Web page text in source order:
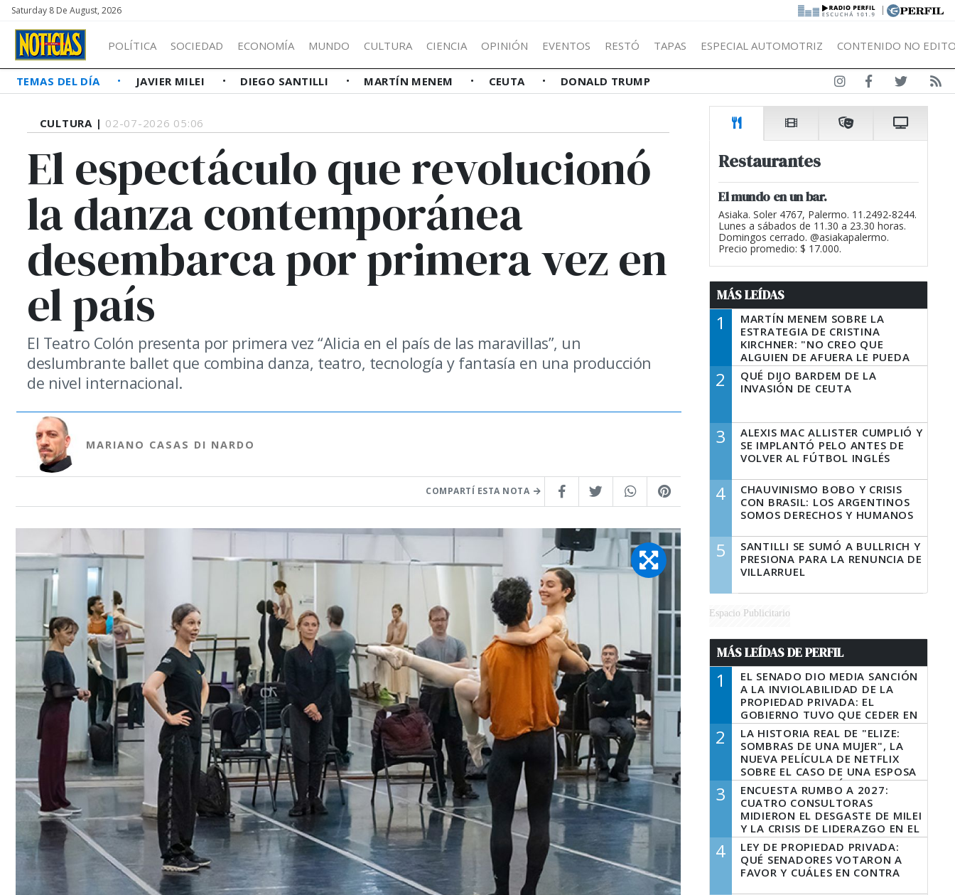
Saturday 8 De August, 2026 |
POLÍTICA SOCIEDAD ECONOMÍA MUNDO CULTURA CIENCIA OPINIÓN EVENTOS RESTÓ TAPAS ESPECIAL AUTOMOTRIZ CONTENIDO NO
TEMAS DEL DÍA JAVIER MILEI DIEGO SANTILLI MARTÍN MENEM CEUTA DONALD TRUMP
CULTURA | 02-07-2026 05:06
El espectáculo que revolucionó
la danza contemporánea
desembarca por primera vez en
el país
El Teatro Colón presenta por primera vez “Alicia en el país de las maravillas”, un
deslumbrante ballet que combina danza, teatro, tecnología y fantasía en una producción
de nivel internacional.
MARIANO CASAS DI NARDO
COMPARTÍ ESTA NOTA
Restaurantes
El mundo en un bar.
Asiaka. Soler 4767, Palermo. 11.2492-8244.
Lunes a sábados de 11.30 a 23.30 horas.
Domingos cerrado. @asiakapalermo.
Precio promedio: $ 17.000.
MÁS LEÍDAS
1
MARTÍN MENEM SOBRE LA
ESTRATEGIA DE CRISTINA
KIRCHNER: "NO CREO QUE
ALGUIEN DE AFUERA LE PUEDA
DECIR A LA JUSTICIA LO QUE
TIENE QUE HACER"
2
QUÉ DIJO BARDEM DE LA
INVASIÓN DE CEUTA
3
ALEXIS MAC ALLISTER CUMPLIÓ Y
SE IMPLANTÓ PELO ANTES DE
VOLVER AL FÚTBOL INGLÉS
4
CHAUVINISMO BOBO Y CRISIS
CON BRASIL: LOS ARGENTINOS
SOMOS DERECHOS Y HUMANOS
5
SANTILLI SE SUMÓ A BULLRICH Y
PRESIONA PARA LA RENUNCIA DE
VILLARRUEL
Espacio Publicitario
MÁS LEÍDAS DE PERFIL
1
EL SENADO DIO MEDIA SANCIÓN
A LA INVIOLABILIDAD DE LA
PROPIEDAD PRIVADA: EL
GOBIERNO TUVO QUE CEDER EN
LA LEY DEL MANEJO DEL FUEGO
2
LA HISTORIA REAL DE "ELIZE:
SOMBRAS DE UNA MUJER", LA
NUEVA PELÍCULA DE NETFLIX
SOBRE EL CASO DE UNA ESPOSA
QUE DESCUARTIZÓ A SU
MARIDO
3
ENCUESTA RUMBO A 2027:
CUATRO CONSULTORAS
MIDIERON EL DESGASTE DE MILEI
Y LA CRISIS DE LIDERAZGO EN EL
PERONISMO
4
LEY DE PROPIEDAD PRIVADA:
QUÉ SENADORES VOTARON A
FAVOR Y CUÁLES EN CONTRA